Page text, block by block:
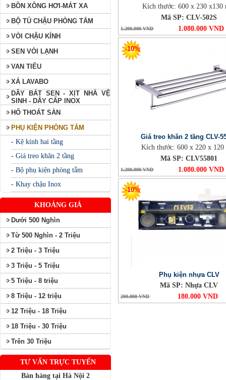
BỒN XÔNG HƠI-MÁT XA
BỘ TỦ CHẬU PHÒNG TẮM
VÒI CHẬU KÍNH
SEN VÒI LẠNH
VAN TIỂU
XẢ LAVABO
DÂY BÁT SEN - XỊT NHÀ VỆ
SINH - DÂY CẤP INOX
HỐ THOÁT SÀN
PHỤ KIỆN PHÒNG TẮM
- Kệ kính hai tầng
- Giá treo khăn 2 tầng
- Bộ phụ kiện phòng tắm
- Khay chậu Inox
KHOẢNG GIÁ
Dưới 500 Nghìn
Từ 500 Nghìn - 2 Triệu
2 Triệu - 3 Triệu
3 Triệu - 5 Triệu
5 Triệu - 8 triệu
8 Triệu - 12 triệu
12 Triệu - 18 Triệu
18 Triệu - 30 Triệu
Trên 30 Triệu
TƯ VẤN TRỰC TUYẾN
Bán hàng tại Hà Nội 2
Kích thước: 600 x 230 x130
Mã SP: CLV-502S
1.200.000 VND 1.080.000 VND
-10%
Giá treo khăn 2 tầng CLV-
Kích thước: 600 x 220 x 120
Mã SP: CLV55801
1.200.000 VND 1.080.000 VND
-10%
Phụ kiện nhựa CLV
Mã SP: Nhựa CLV
200.000 VND 180.000 VND